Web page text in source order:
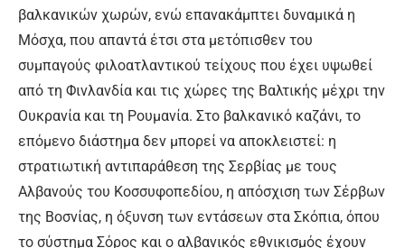
βαλκανικών χωρών, ενώ επανακάμπτει δυναμικά η
Μόσχα, που απαντά έτσι στα μετόπισθεν του
συμπαγούς φιλοατλαντικού τείχους που έχει υψωθεί
από τη Φινλανδία και τις χώρες της Βαλτικής μέχρι την
Ουκρανία και τη Ρουμανία. Στο βαλκανικό καζάνι, το
επόμενο διάστημα δεν μπορεί να αποκλειστεί: η
στρατιωτική αντιπαράθεση της Σερβίας με τους
Αλβανούς του Κοσσυφοπεδίου, η απόσχιση των Σέρβων
της Βοσνίας, η όξυνση των εντάσεων στα Σκόπια, όπου
το σύστημα Σόρος και ο αλβανικός εθνικισμός έχουν